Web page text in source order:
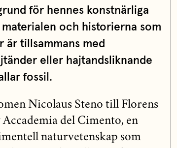
för hennes konstnärliga
och historierna som
är tillsammans med
eller hajtandsliknande
fossil.
Nicolaus Steno till Florens
del Cimento, en
naturvetenskap som